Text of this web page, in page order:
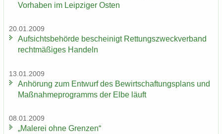
Vorhaben im Leip­zi­ger Osten
20.01.2009
Auf­sichts­be­hör­de be­schei­nigt Ret­tungs­zweck­ver­band
recht­mä­ßi­ges Han­deln
13.01.2009
An­hö­rung zum Ent­wurf des Be­wirt­schaf­tungs­plans und
Maß­nah­me­pro­gramms der Elbe läuft
08.01.2009
„Ma­le­rei ohne Gren­zen“